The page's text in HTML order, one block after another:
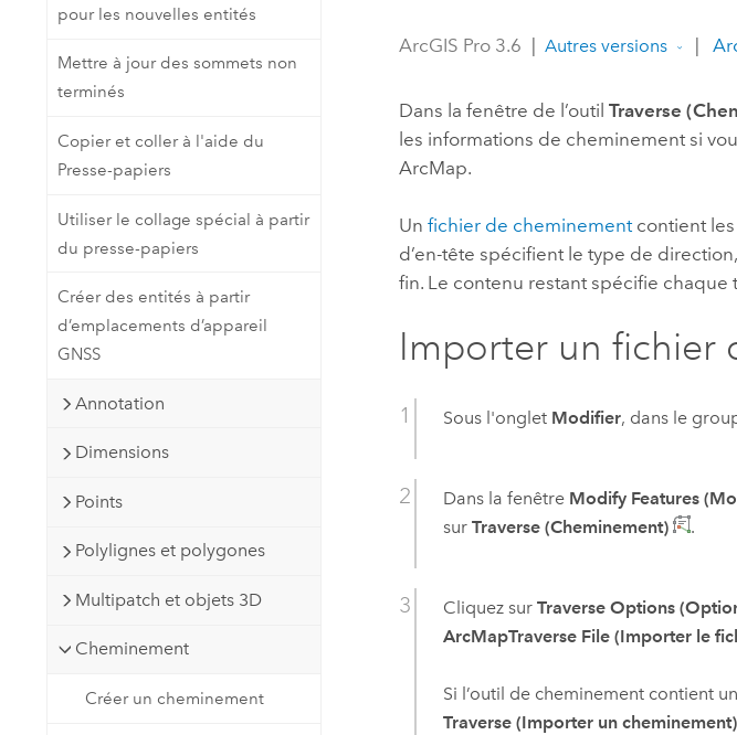
Créer des applications de
Tous les secteurs d’activité
pour les nouvelles entités
Mettre à jour des sommets non
terminés
Copier et coller à l'aide du
Presse-papiers
Utiliser le collage spécial à partir
du presse-papiers
Créer des entités à partir
d’emplacements d’appareil
GNSS
Annotation
Dimensions
Points
Polylignes et polygones
Multipatch et objets 3D
Cheminement
Créer un cheminement
ArcGIS Pro 3.6 Autres versions
Dans la fenêtre de l’outilTraverse
les informations de cheminement si
ArcMap.
Unfichier de cheminementcontient les
d’en-tête spécifient le type de
fin. Le contenu restant spécifie
Importer un fichier
Sous l'onglet Modifier, dans le
Dans la fenêtre Modify Features
surTraverse (Cheminement) .
Cliquez surTraverse Options
ArcMapTraverse File (Importer le
Si l’outil de cheminement contient
Traverse (Importer un cheminement)